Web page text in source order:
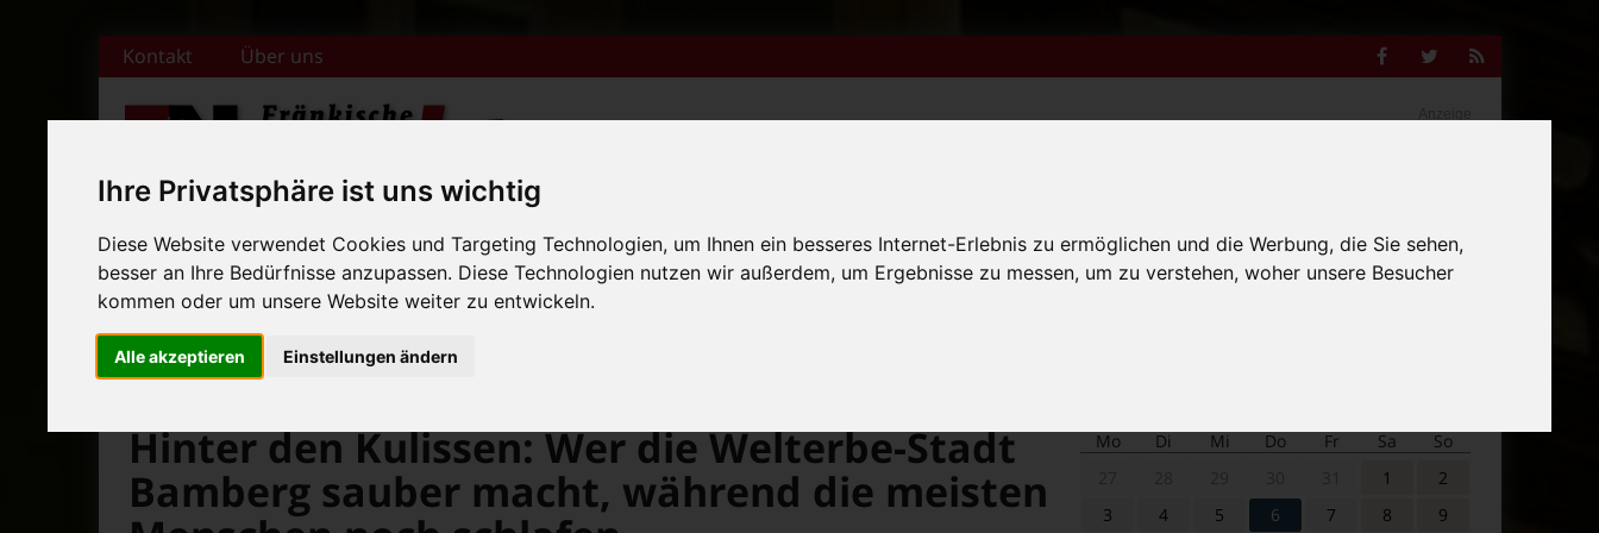
Ihre Privatsphäre ist uns wichtig
Diese Website verwendet Cookies und Targeting Technologien, um Ihnen ein besseres Internet-Erlebnis zu ermöglichen und die Werbung, die Sie sehen,
besser an Ihre Bedürfnisse anzupassen. Diese Technologien nutzen wir außerdem, um Ergebnisse zu messen, um zu verstehen, woher unsere Besucher
kommen oder um unsere Website weiter zu entwickeln.
Alle akzeptieren Einstellungen ändern
Zum Inhalt springen
Kontakt Über uns Facebook
Twitter
Startseite Magazin Veranstaltungskalender Kleinanzeigen FN-Ausgaben online lesen
Suche
nach:
News-Ticker:
+++ Bamberger Biertage vom 6. bis 9. August +++
+++ Blues- und Jazzfestival vom 31.7. bis 9.8. +++
+++ Bamberger Biertage vom 6. bis 9. August +++
+++ Blues- und Jazzfestival vom 31.7. bis 9.8. +++
Fränkische Nacht
Hinter den Kulissen: Wer die Welterbe-Stadt
Bamberg sauber macht, während die meisten
Mo Di Mi Do Fr Sa
So
1
2
3
4 5 6 7 8 9